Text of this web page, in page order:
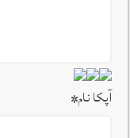
آپکا نام*